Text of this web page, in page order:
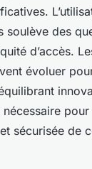
soulève des
d’accès.
évoluer
pour
sécurisée de